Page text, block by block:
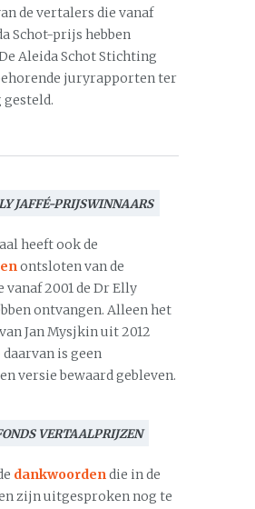
de vertalers die vanaf
Schot-prijs hebben
Aleida Schot Stichting
juryrapporten ter
JAFFÉ-PRIJSWINNAARS
heeft ook de
ontsloten van de
2001 de Dr Elly
ontvangen. Alleen het
Jan Mysjkin uit 2012
is geen
versie bewaard gebleven.
VERTAALPRIJZEN
dankwoordendie in de
zijn uitgesproken nog te